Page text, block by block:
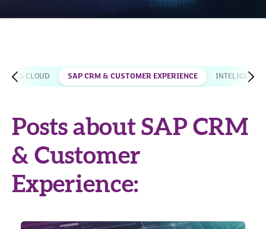
CLOUD SAP CRM & CUSTOMER EXPERIENCE
Posts about SAP CRM
& Customer
Experience: